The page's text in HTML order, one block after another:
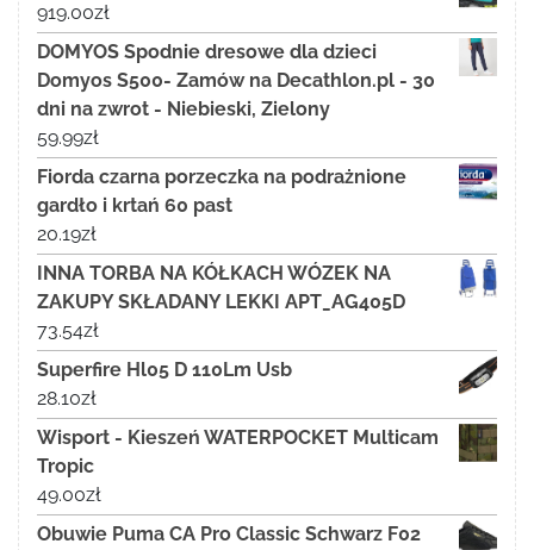
919.00zł
DOMYOS Spodnie dresowe dla dzieci
Domyos S500- Zamów na Decathlon.pl - 30
dni na zwrot - Niebieski, Zielony
59.99zł
Fiorda czarna porzeczka na podrażnione
gardło i krtań 60 past
20.19zł
INNA TORBA NA KÓŁKACH WÓZEK NA
ZAKUPY SKŁADANY LEKKI APT_AG405D
73.54zł
Superfire Hl05 D 110Lm Usb
28.10zł
Wisport - Kieszeń WATERPOCKET Multicam
Tropic
49.00zł
Obuwie Puma CA Pro Classic Schwarz F02